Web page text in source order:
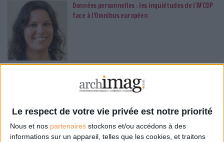
Le respect de votre vie privée est notre priorité
Nous et nos partenaires stockons et/ou accédons à des
informations sur un appareil, telles que les cookies, et traitons
Données personnelles : les inquiétudes de l’AFCDP
face à l’Omnibus européen
citoyens grâce à l'IA